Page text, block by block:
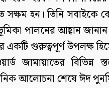
সক্ষম হন। তিনি
পালনের আহ্বান
একটি গুরুত্বপূর্ণ উপলক্ষ
জামায়াতের বিভিন্ন
আলোচনা শেষে ঈদ